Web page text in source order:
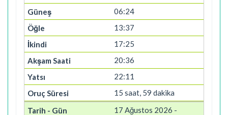
06:24
13:37
17:25
20:36
22:11
15 saat, 59 dakika
17 Ağustos 2026 -